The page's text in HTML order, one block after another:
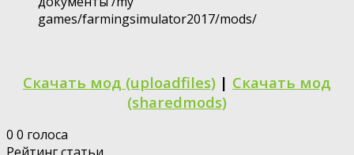
games/farmingsimulator2017/mods/
Скачать мод (uploadfiles) | Скачать мод
(sharedmods)
0 0 голоса